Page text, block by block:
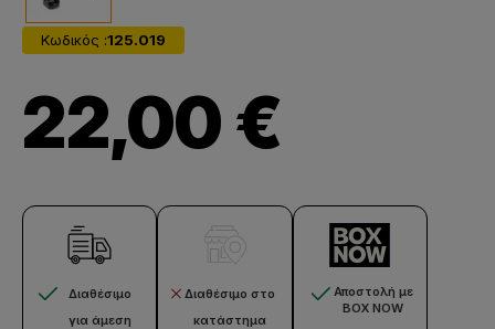
Κωδικός :125.019
22,00 €
Διαθέσιμο
για άμεση
Διαθέσιμο στο
κατάστημα
Αποστολή με
BOX NOW